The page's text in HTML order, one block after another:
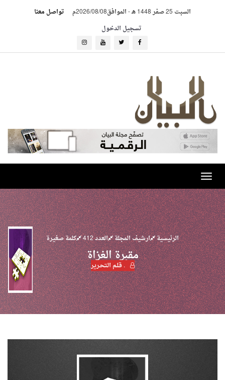
السبت 25 صفر 1448 هـ -الموافق2026/08/08م
تواصل معنا
تسجيل الدخول
Toggle
navigation
الرئيسية ارشيف المجلة العدد 412 كلمة صغيرة
مقبرة الغزاة
. قـلـم الـتحـرير